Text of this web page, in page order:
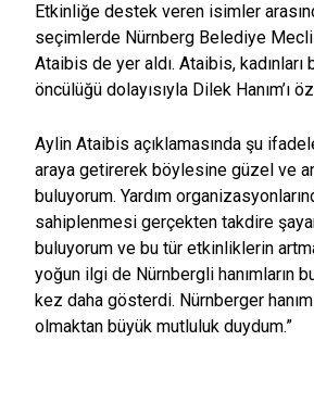
Etkinliğe destek veren isimler
seçimlerde Nürnberg Belediye
Ataibis de yer aldı. Ataibis,
öncülüğü dolayısıyla Dilek
Aylin Ataibis açıklamasında şu
araya getirerek böylesine güzel ve
buluyorum. Yardım
sahiplenmesi gerçekten takdire
buluyorum ve bu tür etkinliklerin
yoğun ilgi de Nürnbergli hanımların
kez daha gösterdi. Nürnberger
olmaktan büyük mutluluk duydum.”